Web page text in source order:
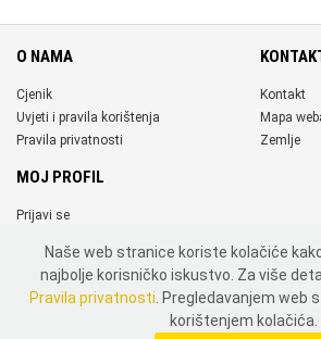
O NAMA
Cjenik
Uvjeti i pravila korištenja
Pravila privatnosti
Kontakt
Mapa
Zemlje
MOJ PROFIL
Prijavi se
DRUŠTVENE MREŽE
Naše web stranice koriste kolačiće
najbolje korisničko iskustvo. Za više
Pravila privatnosti . Pregledavanjem
korištenjem kolačića.